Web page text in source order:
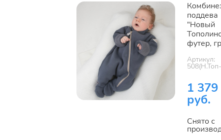
поддева
"Новый
футер,
Артикул:
1 379
руб.
Снято с